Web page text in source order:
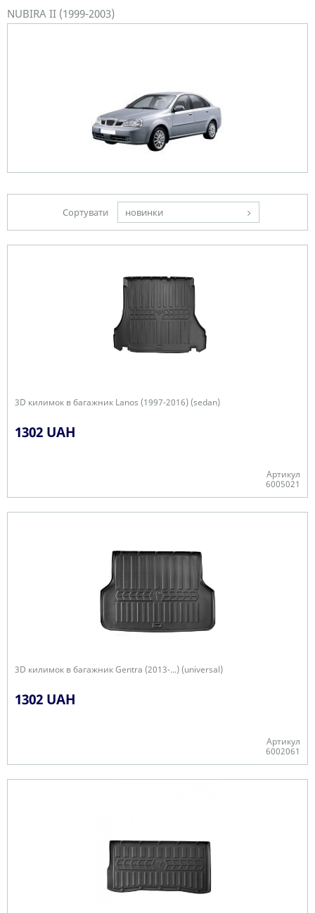
NUBIRA II (1999-2003)
Сортувати новинки
3D килимок в багажник Lanos (1997-2016) (sedan)
1302 UAH
Артикул
6005021
3D килимок в багажник Gentra (2013-...) (universal)
1302 UAH
Артикул
6002061